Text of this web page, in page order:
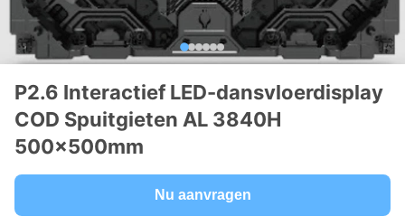
P2.6 Interactief LED-dansvloerdisplay
COD Spuitgieten AL 3840H
500x500mm
Nu aanvragen